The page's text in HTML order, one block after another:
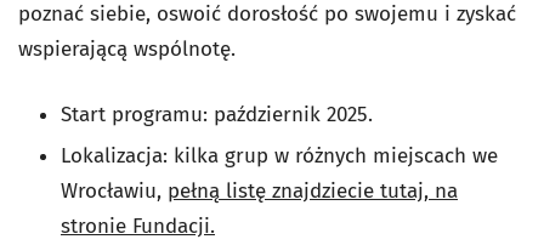
poznać siebie, oswoić dorosłość po swojemu i zyskać
wspierającą wspólnotę.
Start programu: październik 2025.
Lokalizacja: kilka grup w różnych miejscach we
Wrocławiu, pełną listę znajdziecie tutaj, na
stronie Fundacji.